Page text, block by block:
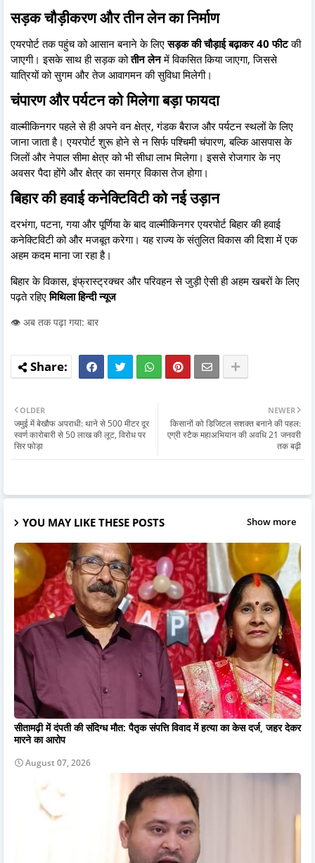
सड़क चौड़ीकरण और तीन लेन का निर्माण
एयरपोर्ट तक पहुंच को आसान बनाने के लिएसड़क की चौड़ाई बढ़ाकर 40 फीटकी
जाएगी। इसके साथ ही सड़क कोतीन लेनमें विकसित किया जाएगा, जिससे
यात्रियों को सुगम और तेज आवागमन की सुविधा मिलेगी।
चंपारण और पर्यटन को मिलेगा बड़ा फायदा
वाल्मीकिनगर पहले से ही अपने वन क्षेत्र, गंडक बैराज और पर्यटन स्थलों के लिए
जाना जाता है। एयरपोर्ट शुरू होने से न सिर्फ पश्चिमी चंपारण, बल्कि आसपास के
जिलों और नेपाल सीमा क्षेत्र को भी सीधा लाभ मिलेगा। इससे रोजगार के नए
अवसर पैदा होंगे और क्षेत्र का समग्र विकास तेज होगा।
बिहार की हवाई कनेक्टिविटी को नई उड़ान
दरभंगा, पटना, गया और पूर्णिया के बाद वाल्मीकिनगर एयरपोर्ट बिहार की हवाई
कनेक्टिविटी को और मजबूत करेगा। यह राज्य के संतुलित विकास की दिशा में एक
अहम कदम माना जा रहा है।
बिहार के विकास, इंफ्रास्ट्रक्चर और परिवहन से जुड़ी ऐसी ही अहम खबरों के लिए
पढ़ते रहिएमिथिला हिन्दी न्यूज
👁️ अब तक पढ़ा गया: बार
NEWER
किसानों को डिजिटल सशक्त बनाने की पहल:
एग्री स्टैक महाअभियान की अवधि 21 जनवरी
तक बढ़ी
OLDER
जमुई में बेखौफ अपराधी: थाने से 500 मीटर दूर
स्वर्ण कारोबारी से 50 लाख की लूट, विरोध पर
सिर फोड़ा
YOU MAY LIKE THESE POSTS Show more
सीतामढ़ी में दंपती की संदिग्ध मौत: पैतृक संपत्ति विवाद में हत्या का केस दर्ज, जहर देकर
मारने का आरोप
August 07, 2026